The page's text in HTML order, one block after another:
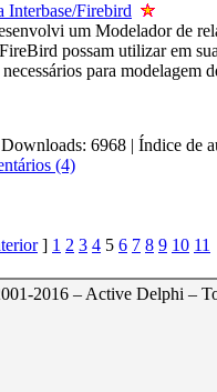
Interbase/Firebird
um Modelador de
possam utilizar em
para modelagem
6968 | Índice de
(4)
] 1 2 3 4 5 6 7 8 9 10 11
2016 – Active Delphi –